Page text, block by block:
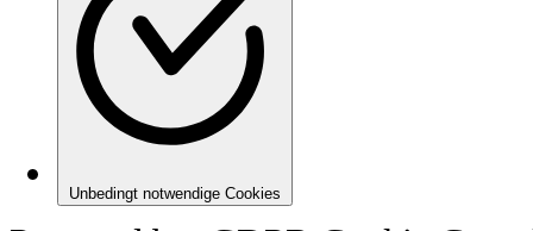
Unbedingt notwendige Cookies